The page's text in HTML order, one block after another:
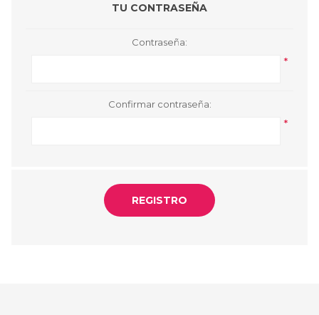
TU CONTRASEÑA
Contraseña:
*
Confirmar contraseña:
*